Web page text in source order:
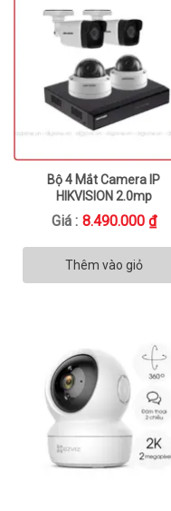
Bộ 4 Mắt Camera IP
HIKVISION 2.0mp
Giá : 8.490.000 ₫
Thêm vào giỏ